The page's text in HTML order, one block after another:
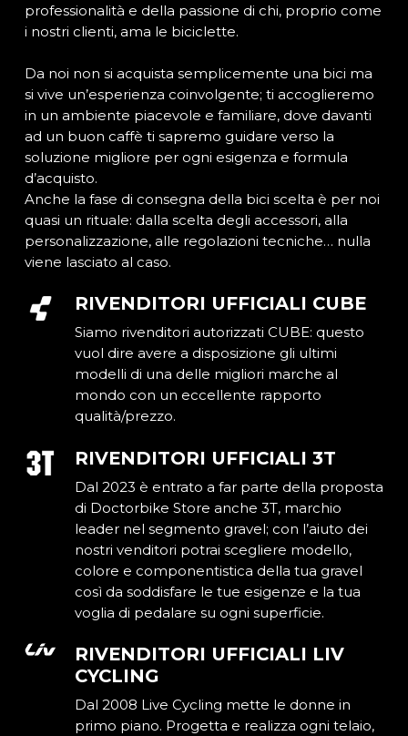
professionalità e della passione di chi, proprio come
i nostri clienti, ama le biciclette.
Da noi non si acquista semplicemente una bici ma
si vive un’esperienza coinvolgente; ti accoglieremo
in un ambiente piacevole e familiare, dove davanti
ad un buon caffè ti sapremo guidare verso la
soluzione migliore per ogni esigenza e formula
d’acquisto.
Anche la fase di consegna della bici scelta è per noi
quasi un rituale: dalla scelta degli accessori, alla
personalizzazione, alle regolazioni tecniche… nulla
viene lasciato al caso.
RIVENDITORI UFFICIALI CUBE
Siamo rivenditori autorizzati CUBE: questo
vuol dire avere a disposizione gli ultimi
modelli di una delle migliori marche al
mondo con un eccellente rapporto
qualità/prezzo.
RIVENDITORI UFFICIALI 3T
Dal 2023 è entrato a far parte della proposta
di Doctorbike Store anche 3T, marchio
leader nel segmento gravel; con l’aiuto dei
nostri venditori potrai scegliere modello,
colore e componentistica della tua gravel
così da soddisfare le tue esigenze e la tua
voglia di pedalare su ogni superficie.
RIVENDITORI UFFICIALI LIV
CYCLING
Dal 2008 Live Cycling mette le donne in
primo piano. Progetta e realizza ogni telaio,